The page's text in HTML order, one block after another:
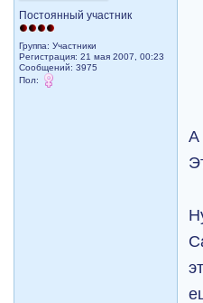
Постоянный участник
Группа: Участники
Регистрация: 21 мая 2007, 00:23
Сообщений: 3975
Пол:
А